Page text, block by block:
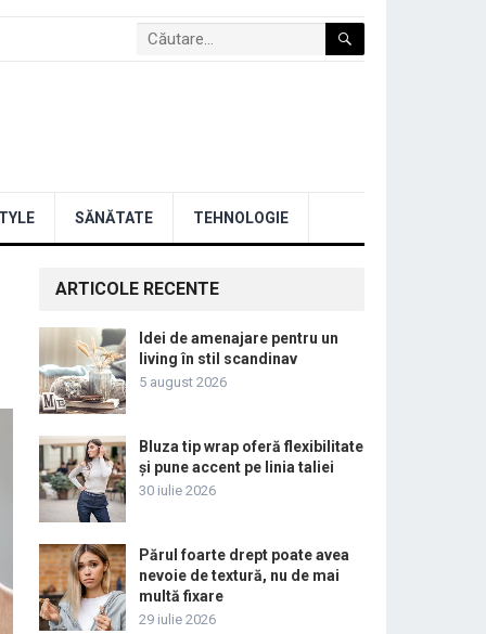
SĂNĂTATE TEHNOLOGIE
ARTICOLE RECENTE
Idei de amenajare pentru un
living în stil scandinav
5 august 2026
Bluza tip wrap oferă flexibilitate
și pune accent pe linia taliei
30 iulie 2026
Părul foarte drept poate avea
nevoie de textură, nu de mai
multă fixare
29 iulie 2026